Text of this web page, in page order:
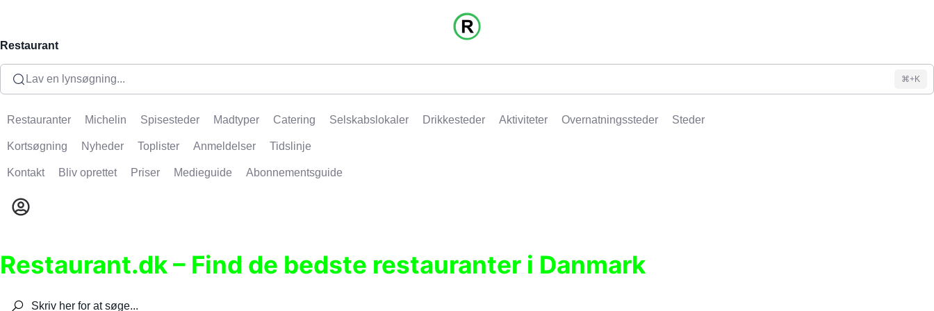
Restaurant
Lav en lynsøgning... ⌘+K
Restauranter Michelin Spisesteder Madtyper Catering Selskabslokaler Drikkesteder Aktiviteter Overnatningssteder Steder
Kortsøgning Nyheder Toplister Anmeldelser Tidslinje
Kontakt Bliv oprettet Priser Medieguide Abonnementsguide
Restaurant.dk – Find de bedste restauranter i Danmark